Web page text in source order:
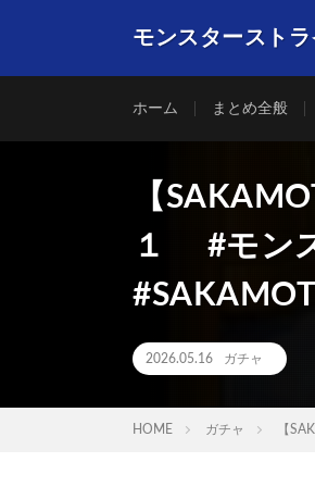
モンスタースト
ホーム まとめ全般
【
１ #モン
2026.05.16 ガチャ
HOME ガチャ 【